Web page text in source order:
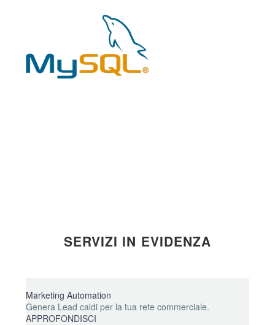
SERVIZI IN EVIDENZA
Marketing Automation
Genera Lead caldi per la tua rete commerciale.
APPROFONDISCI